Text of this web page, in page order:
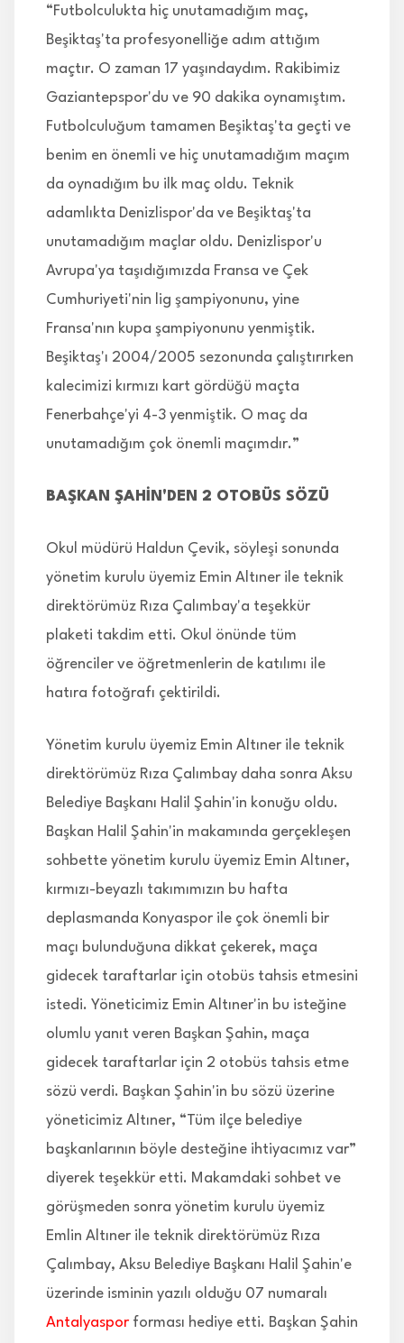
“Futbolculukta hiç unutamadığım maç,
Beşiktaş'ta profesyonelliğe adım attığım
maçtır. O zaman 17 yaşındaydım. Rakibimiz
Gaziantepspor'du ve 90 dakika oynamıştım.
Futbolculuğum tamamen Beşiktaş'ta geçti ve
benim en önemli ve hiç unutamadığım maçım
da oynadığım bu ilk maç oldu. Teknik
adamlıkta Denizlispor'da ve Beşiktaş'ta
unutamadığım maçlar oldu. Denizlispor'u
Avrupa'ya taşıdığımızda Fransa ve Çek
Cumhuriyeti'nin lig şampiyonunu, yine
Fransa'nın kupa şampiyonunu yenmiştik.
Beşiktaş'ı 2004/2005 sezonunda çalıştırırken
kalecimizi kırmızı kart gördüğü maçta
Fenerbahçe'yi 4-3 yenmiştik. O maç da
unutamadığım çok önemli maçımdır.”
BAŞKAN ŞAHİN'DEN 2 OTOBÜS SÖZÜ
Okul müdürü Haldun Çevik, söyleşi sonunda
yönetim kurulu üyemiz Emin Altıner ile teknik
direktörümüz Rıza Çalımbay'a teşekkür
plaketi takdim etti. Okul önünde tüm
öğrenciler ve öğretmenlerin de katılımı ile
hatıra fotoğrafı çektirildi.
Yönetim kurulu üyemiz Emin Altıner ile teknik
direktörümüz Rıza Çalımbay daha sonra Aksu
Belediye Başkanı Halil Şahin'in konuğu oldu.
Başkan Halil Şahin'in makamında gerçekleşen
sohbette yönetim kurulu üyemiz Emin Altıner,
kırmızı-beyazlı takımımızın bu hafta
deplasmanda Konyaspor ile çok önemli bir
maçı bulunduğuna dikkat çekerek, maça
gidecek taraftarlar için otobüs tahsis etmesini
istedi. Yöneticimiz Emin Altıner'in bu isteğine
olumlu yanıt veren Başkan Şahin, maça
gidecek taraftarlar için 2 otobüs tahsis etme
sözü verdi. Başkan Şahin'in bu sözü üzerine
yöneticimiz Altıner, “Tüm ilçe belediye
başkanlarının böyle desteğine ihtiyacımız var”
diyerek teşekkür etti. Makamdaki sohbet ve
görüşmeden sonra yönetim kurulu üyemiz
Emlin Altıner ile teknik direktörümüz Rıza
Çalımbay, Aksu Belediye Başkanı Halil Şahin'e
üzerinde isminin yazılı olduğu 07 numaralı
Antalyaspor forması hediye etti. Başkan Şahin